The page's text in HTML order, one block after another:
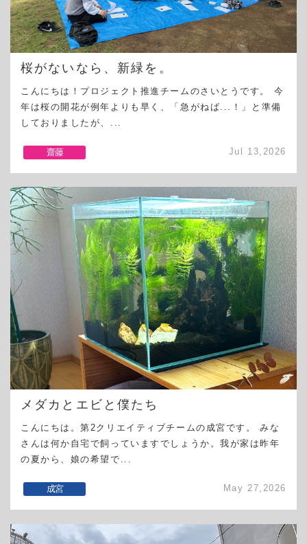
桜がないなら、新緑を。
こんにちは！プロジェクト推進チームのさいとうです。 今
年は桜の開花が例年よりも早く、「急がねば...！」と準備
しておりましたが、...
齋藤 Jul 13,2026
メダカとエビと僕たち
こんにちは。第2クリエイティブチームの成宮です。 みな
さんは何か自宅で飼っていますでしょうか。我が家は昨年
の夏から、娘の希望で...
成宮 May 27,2026